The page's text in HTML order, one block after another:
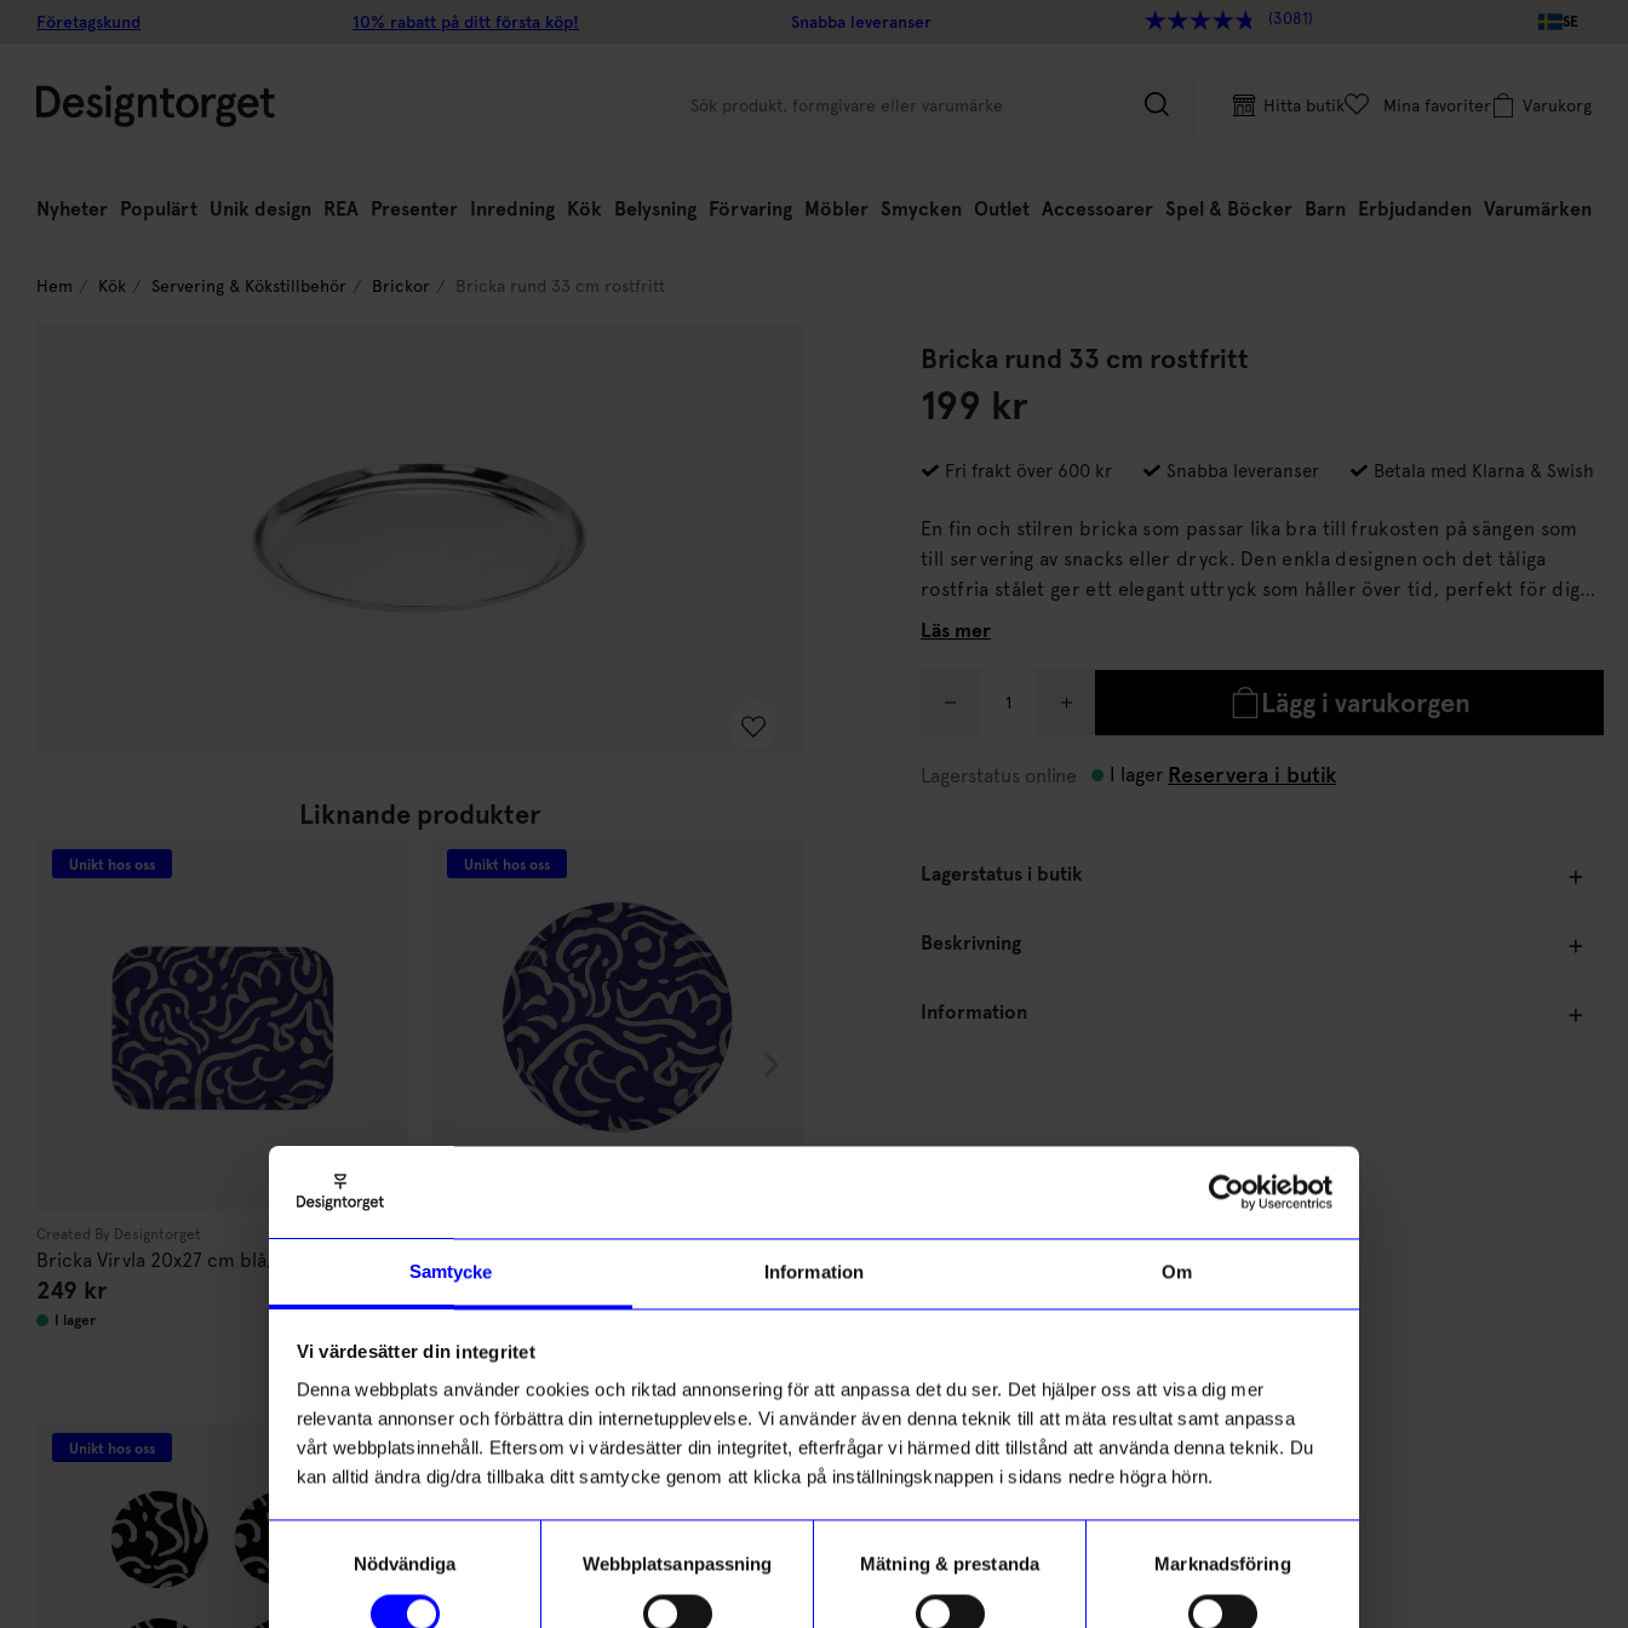
Samtycke Information Om
Vi värdesätter din integritet
Denna webbplats använder cookies och riktad annonsering för att anpassa det du ser. Det hjälper oss att visa dig mer
relevanta annonser och förbättra din internetupplevelse. Vi använder även denna teknik till att mäta resultat samt anpassa
vårt webbplatsinnehåll. Eftersom vi värdesätter din integritet, efterfrågar vi härmed ditt tillstånd att använda denna teknik. Du
kan alltid ändra dig/dra tillbaka ditt samtycke genom att klicka på inställningsknappen i sidans nedre högra hörn.
Nödvändiga
Webbplatsanpassning Mätning & prestanda Marknadsföring
Företagskund 10% rabatt på ditt första köp! Snabba leveranser (3081) SE
Hitta butik Mina favoriter Varukorg
Nyheter Populärt Unik design REA Presenter Inredning Kök Belysning Förvaring Möbler Smycken Outlet Accessoarer Spel & Böcker Barn Erbjudanden Varumärken
Hem Kök Servering & Kökstillbehör Brickor Bricka rund 33 cm rostfritt
Liknande produkter
Unikt hos oss
Created By Designtorget
Bricka Virvla 20x27 cm blå/creme
249 kr
I lager
Unikt hos oss
Bricka Virvla 38 cm rund blå/creme
399
Unikt hos oss
Bricka Virvla 20x27 cm svart/vit
Andra köpte även
Unikt hos oss Unikt hos oss Unikt hos oss Bästsäljare
Bricka rund 33 cm rostfritt
199 kr
Fri frakt över 600 kr Snabba leveranser Betala med Klarna & Swish
En fin och stilren bricka som passar lika bra till frukosten på sängen som
till servering av snacks eller dryck. Den enkla designen och det tåliga
rostfria stålet ger ett elegant uttryck som håller över tid, perfekt för dig
som uppskattar både funktion och form. Brickan är lätt att rengöra och
Läs mer
Lägg i varukorgen
Lagerstatus online I lager Reservera i butik
Lagerstatus i butik
Beskrivning
Information